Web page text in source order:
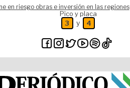
en riesgo obras e inversión en las regiones
Pico y placa
3 y 4